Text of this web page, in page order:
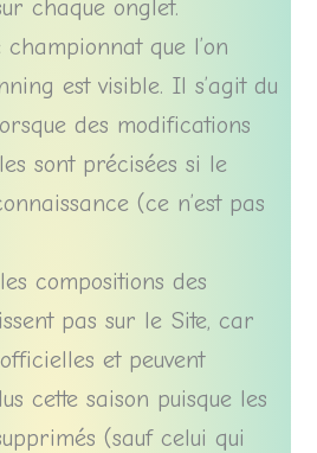
chaque onglet.
que l’on
est visible. Il s’agit du
des modifications
sont précisées si le
(ce n’est pas
compositions des
pas sur le Site, car
et peuvent
cette saison puisque les
(sauf celui qui